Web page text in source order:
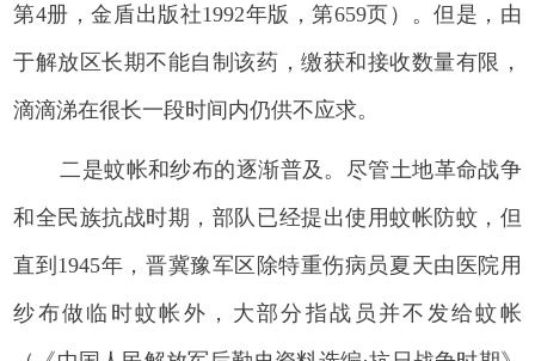
第4册，金盾出版社1992年版，第659页）。但是，由
于解放区长期不能自制该药，缴获和接收数量有限，
滴滴涕在很长一段时间内仍供不应求。
二是蚊帐和纱布的逐渐普及。尽管土地革命战争
和全民族抗战时期，部队已经提出使用蚊帐防蚊，但
直到1945年，晋冀豫军区除特重伤病员夏天由医院用
纱布做临时蚊帐外，大部分指战员并不发给蚊帐